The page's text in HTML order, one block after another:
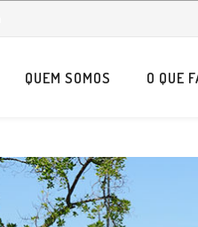
QUEM SOMOS O QUE